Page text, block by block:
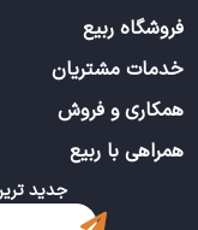
فروشگاه ربیع
خدمات مشتریان
همکاری و فروش
همراهی با ربیع
جدید